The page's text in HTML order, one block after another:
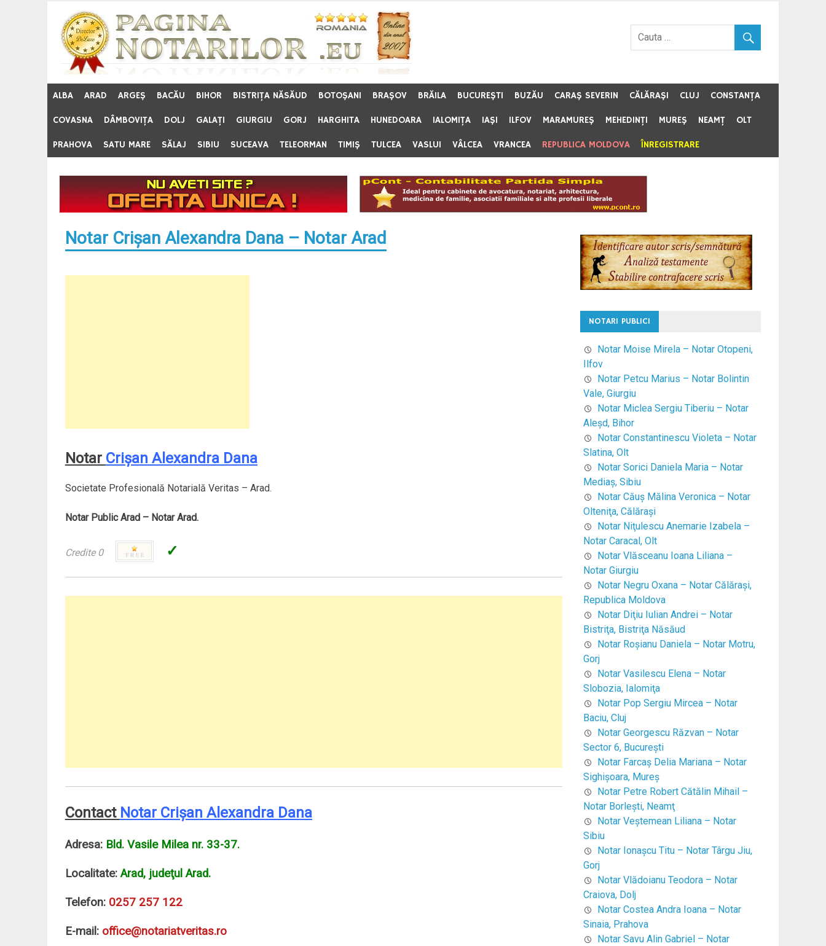
content
ALBA ARAD ARGEŞ BACĂU BIHOR BISTRIŢA NĂSĂUD BOTOŞANI BRAŞOV BRĂILA BUCUREŞTI BUZĂU CARAŞ SEVERIN CĂLĂRAŞI CLUJ CONSTANŢA
COVASNA DÂMBOVIŢA DOLJ GALAŢI GIURGIU GORJ HARGHITA HUNEDOARA IALOMIŢA IAŞI ILFOV MARAMUREŞ MEHEDINŢI MUREŞ NEAMŢ OLT
PRAHOVA SATU MARE SĂLAJ SIBIU SUCEAVA TELEORMAN TIMIŞ TULCEA VASLUI VÂLCEA VRANCEA REPUBLICA MOLDOVA ÎNREGISTRARE
Notar Crişan Alexandra Dana – Notar Arad
Notar Crişan Alexandra Dana
Societate Profesională Notarială Veritas – Arad.
Notar Public Arad – Notar Arad.
Credite 0 ✓
Contact Notar Crişan Alexandra Dana
Adresa: Bld. Vasile Milea nr. 33-37.
Localitate:Arad, judeţul Arad.
Telefon: 0257 257 122
E-mail: office@notariatveritas.ro
NOTARI PUBLICI
Notar Moise Mirela – Notar Otopeni,
Ilfov
Notar Petcu Marius – Notar Bolintin
Vale, Giurgiu
Notar Miclea Sergiu Tiberiu – Notar
Aleşd, Bihor
Notar Constantinescu Violeta – Notar
Slatina, Olt
Notar Sorici Daniela Maria – Notar
Mediaş, Sibiu
Notar Căuş Mălina Veronica – Notar
Olteniţa, Călăraşi
Notar Niţulescu Anemarie Izabela –
Notar Caracal, Olt
Notar Vlăsceanu Ioana Liliana –
Notar Giurgiu
Notar Negru Oxana – Notar Călăraşi,
Republica Moldova
Notar Diţiu Iulian Andrei – Notar
Bistriţa, Bistriţa Năsăud
Notar Roşianu Daniela – Notar Motru,
Gorj
Notar Vasilescu Elena – Notar
Slobozia, Ialomiţa
Notar Pop Sergiu Mircea – Notar
Baciu, Cluj
Notar Georgescu Răzvan – Notar
Sector 6, Bucureşti
Notar Farcaş Delia Mariana – Notar
Sighişoara, Mureş
Notar Petre Robert Cătălin Mihail –
Notar Borleşti, Neamţ
Notar Veştemean Liliana – Notar
Sibiu
Notar Ionaşcu Titu – Notar Târgu Jiu,
Gorj
Notar Vlădoianu Teodora – Notar
Craiova, Dolj
Notar Costea Andra Ioana – Notar
Sinaia, Prahova
Notar Savu Alin Gabriel – Notar